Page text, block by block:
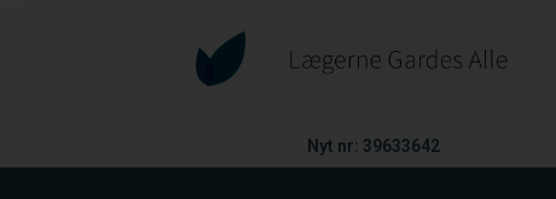
Nyt nr: 39633642